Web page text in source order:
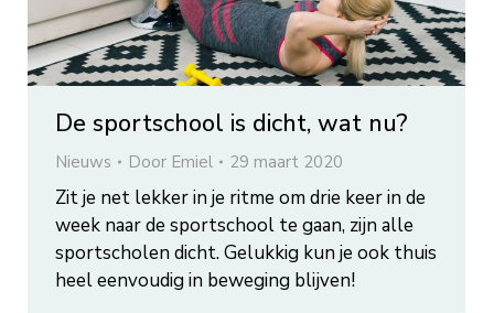
De sportschool is dicht, wat nu?
Nieuws Door Emiel 29 maart 2020
Zit je net lekker in je ritme om drie keer in de
week naar de sportschool te gaan, zijn alle
sportscholen dicht. Gelukkig kun je ook thuis
heel eenvoudig in beweging blijven!